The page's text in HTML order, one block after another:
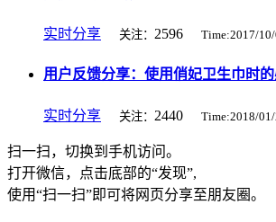
实时分享 关注： 2596 Time:2017/
用户反馈分享：使用俏妃卫生巾时
实时分享 关注： 2440 Time:2018/
扫一扫，切换到手机访问。
打开微信，点击底部的“发现”,
使用“扫一扫”即可将网页分享至朋友圈。